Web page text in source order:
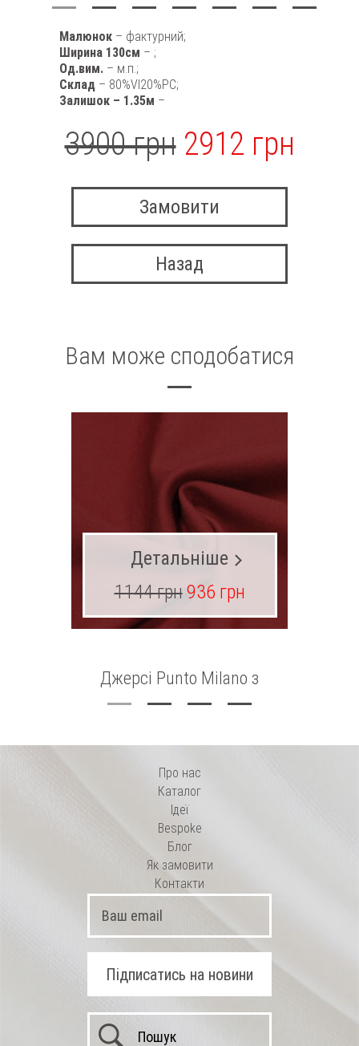
Малюнок – фактурний;
Ширина 130см – ;
Од.вим. – м.п.;
Склад – 80%VI20%PC;
Залишок – 1.35м –
3900 грн 2912 грн
Замовити
Назад
Вам може сподобатися
Джерсі Punto Milano з
еластаном
Детальніше
1144 грн936 грн
Про нас
Каталог
Ідеї
Bespoke
Блог
Як замовити
Контакти